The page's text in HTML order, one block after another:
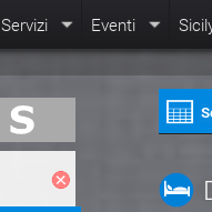
Servizi Eventi